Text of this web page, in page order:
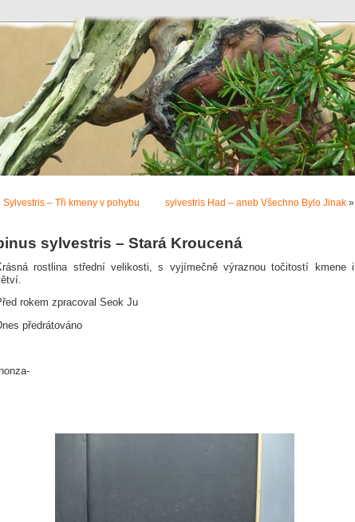
Sylvestris – Tři kmeny v pohybu sylvestris Had – aneb Všechno Bylo Jinak »
sylvestris – Stará Kroucená
rostlina střední velikosti, s vyjímečně výraznou točitostí kmene i
rokem zpracoval Seok Ju
předrátováno